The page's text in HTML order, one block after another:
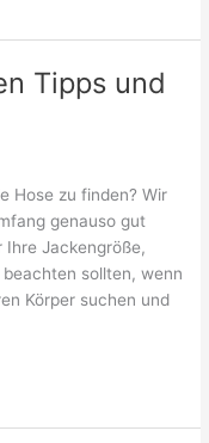
Tipps und
Hose zu finden? Wir
genauso gut
Ihre Jackengröße,
sollten, wenn
Körper suchen und